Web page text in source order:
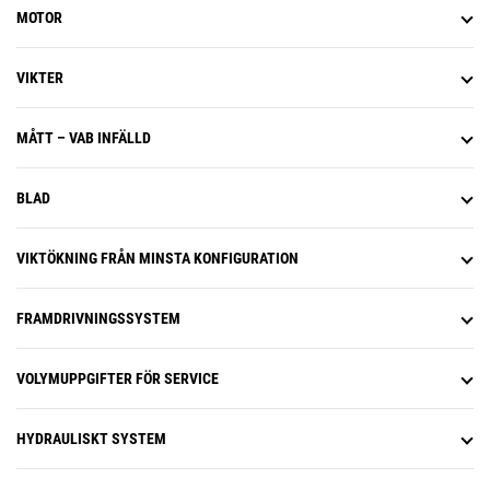
MOTOR
VIKTER
MÅTT – VAB INFÄLLD
BLAD
VIKTÖKNING FRÅN MINSTA KONFIGURATION
FRAMDRIVNINGSSYSTEM
VOLYMUPPGIFTER FÖR SERVICE
HYDRAULISKT SYSTEM